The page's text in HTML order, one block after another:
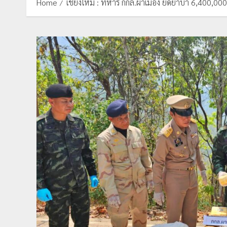
Home เชียงใหม่ : ทหาร กกล.ผาเมือง ยึดยาบ้า